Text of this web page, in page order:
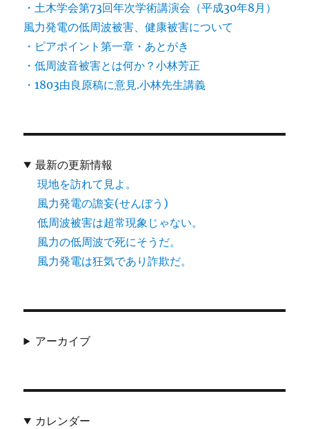
・土木学会第73回年次学術講演会（平成30年8月）
風力発電の低周波被害、健康被害について
・ピアポイント第一章・あとがき
・低周波音被害とは何か？小林芳正
・1803由良原稿に意見.小林先生講義
最新の更新情報
現地を訪れて見よ。
風力発電の譫妄(せんぼう)
低周波被害は超常現象じゃない。
風力の低周波で死にそうだ。
風力発電は狂気であり詐欺だ。
アーカイブ
カレンダー